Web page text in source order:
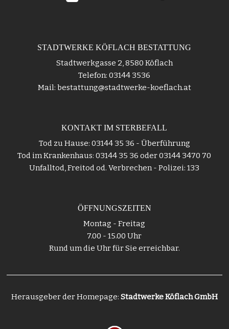
STADTWERKE KÖFLACH BESTATTUNG
Stadtwerkgasse 2, 8580 Köflach
Telefon: 03144 3536
Mail: bestattung@stadtwerke-koeflach.at
KONTAKT IM STERBEFALL
Tod zu Hause: 03144 35 36 - Überführung
Tod im Krankenhaus: 03144 35 36 oder 03144 3470 70
Unfalltod, Freitod od. Verbrechen - Polizei: 133
ÖFFNUNGSZEITEN
Montag - Freitag
7.00 - 15.00 Uhr
Rund um die Uhr für Sie erreichbar.
Herausgeber der Homepage: Stadtwerke Köflach GmbH